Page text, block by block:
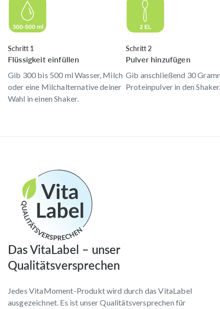
Schritt 1
Flüssigkeit einfüllen
Gib 300 bis 500 ml Wasser, Milch
oder eine Milchalternative deiner
Wahl in einen Shaker.
Schritt 2
Pulver hinzufügen
Gib anschließend 30
Proteinpulver in den
Das VitaLabel – unser
Qualitätsversprechen
Jedes VitaMoment-Produkt wird durch das VitaLabel
ausgezeichnet. Es ist unser Qualitätsversprechen für